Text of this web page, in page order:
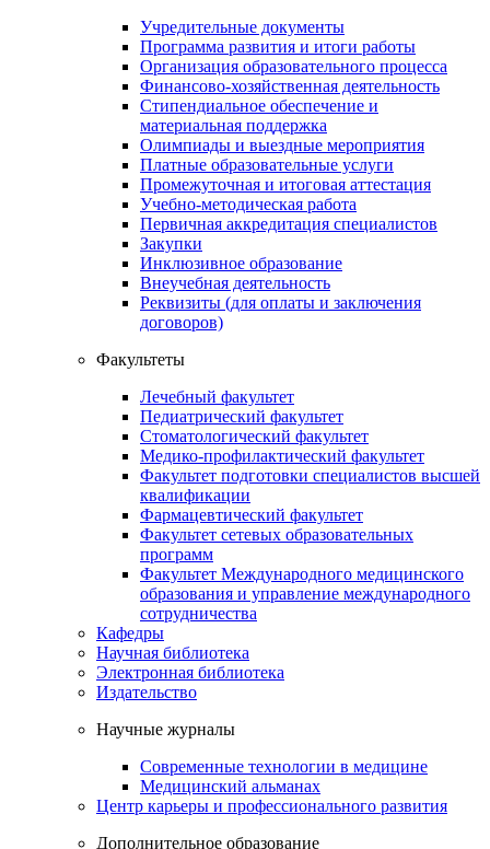
Учредительные документы
Программа развития и итоги работы
Организация образовательного процесса
Финансово-хозяйственная деятельность
Стипендиальное обеспечение и
материальная поддержка
Олимпиады и выездные мероприятия
Платные образовательные услуги
Промежуточная и итоговая аттестация
Учебно-методическая работа
Первичная аккредитация специалистов
Закупки
Инклюзивное образование
Внеучебная деятельность
Реквизиты (для оплаты и заключения
договоров)
Факультеты
Лечебный факультет
Педиатрический факультет
Стоматологический факультет
Медико-профилактический факультет
Факультет подготовки специалистов высшей
квалификации
Фармацевтический факультет
Факультет сетевых образовательных
программ
Факультет Международного медицинского
образования и управление международного
сотрудничества
Кафедры
Научная библиотека
Электронная библиотека
Издательство
Научные журналы
Современные технологии в медицине
Медицинский альманах
Центр карьеры и профессионального развития
Дополнительное образование